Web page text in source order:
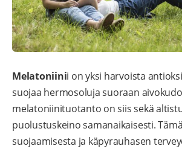
Melatoniinii on yksi harvoista
suojaa hermosoluja suoraan
melatoniinituotanto on siis sekä
puolustuskeino samanaikaisesti.
suojaamisesta ja käpyrauhasen